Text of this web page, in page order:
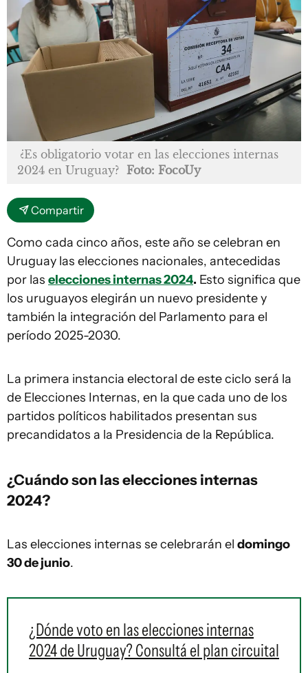
¿Es obligatorio votar en las elecciones internas
2024 en Uruguay? Foto: FocoUy
Compartir
Como cada cinco años, este año se celebran en
Uruguay las elecciones nacionales, antecedidas
por las elecciones internas 2024. Esto significa que
los uruguayos elegirán un nuevo presidente y
también la integración del Parlamento para el
período 2025-2030.
La primera instancia electoral de este ciclo será la
de Elecciones Internas, en la que cada uno de los
partidos políticos habilitados presentan sus
precandidatos a la Presidencia de la República.
¿Cuándo son laselecciones internas
2024?
Las elecciones internas se celebrarán el domingo
30 de junio.
¿Dónde voto en las elecciones internas
2024 de Uruguay? Consultá el plan circuital